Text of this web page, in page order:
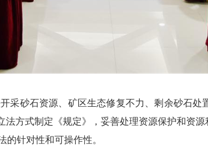
砂石资源、矿区生态修复不力、剩余砂石处
方式制定《规定》，妥善处理资源保护和资
针对性和可操作性。